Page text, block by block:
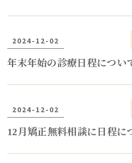
2024-12-02
年末年始の診療日程につい
2024-12-02
12月矯正無料相談に日程